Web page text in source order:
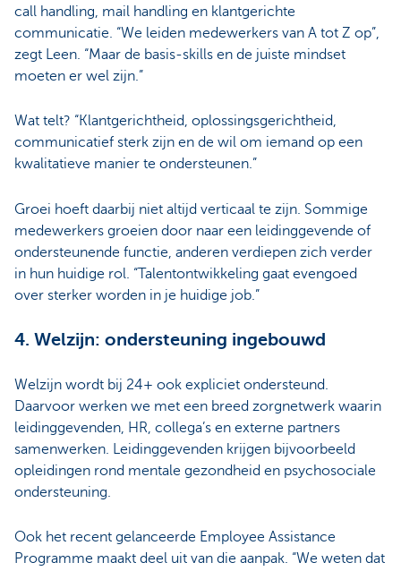
call handling, mail handling en klantgerichte
communicatie. “We leiden medewerkers van A tot Z op”,
zegt Leen. “Maar de basis-skills en de juiste mindset
moeten er wel zijn.”
Wat telt? “Klantgerichtheid, oplossingsgerichtheid,
communicatief sterk zijn en de wil om iemand op een
kwalitatieve manier te ondersteunen.”
Groei hoeft daarbij niet altijd verticaal te zijn. Sommige
medewerkers groeien door naar een leidinggevende of
ondersteunende functie, anderen verdiepen zich verder
in hun huidige rol. “Talentontwikkeling gaat evengoed
over sterker worden in je huidige job.”
4. Welzijn: ondersteuning ingebouwd
Welzijn wordt bij 24+ ook expliciet ondersteund.
Daarvoor werken we met een breed zorgnetwerk waarin
leidinggevenden, HR, collega’s en externe partners
samenwerken. Leidinggevenden krijgen bijvoorbeeld
opleidingen rond mentale gezondheid en psychosociale
ondersteuning.
Ook het recent gelanceerde Employee Assistance
Programme maakt deel uit van die aanpak. “We weten dat